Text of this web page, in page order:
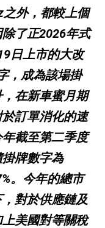
之外，都較上個
了正2026年式
日上市的大改
，成為該場掛
在新車蜜月期
訂單消化的速
截至第二季度
牌數字為
。今年的總市
對於供應鏈及
美國對等關稅